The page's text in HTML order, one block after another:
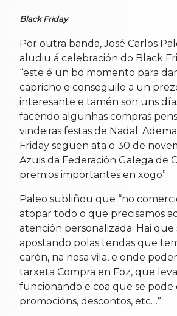
Black Friday
Por outra banda, José Carlos
aludiu á celebración do Black
“este é un bo momento para
capricho e conseguilo a un
interesante e tamén son uns
facendo algunhas compras
vindeiras festas de Nadal.
Friday seguen ata o 30 de
Azuis da Federación Galega de
premios importantes en xogo”.
Paleo subliñou que “no
atopar todo o que precisamos
atención personalizada. Hai que
apostando polas tendas que
carón, na nosa vila, e onde
tarxeta Compra en Foz, que
funcionando e coa que se pode
promocións, descontos, etc…”.